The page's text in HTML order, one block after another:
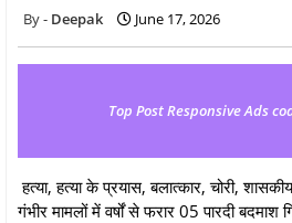
Deepak June 17, 2026
Top Post Responsive Ads
हत्या, हत्या के प्रयास, बलात्कार, चोरी,
गंभीर मामलों में वर्षों से फरार 05 पारदी बदमाश